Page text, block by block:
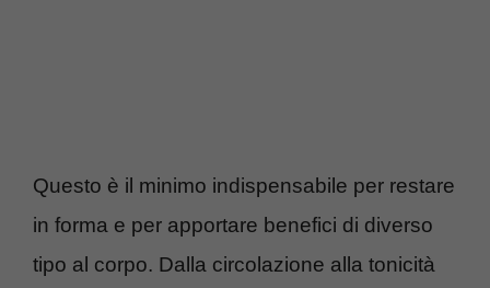
Questo è il minimo indispensabile per restare
in forma e per apportare benefici di diverso
tipo al corpo. Dalla circolazione alla tonicità